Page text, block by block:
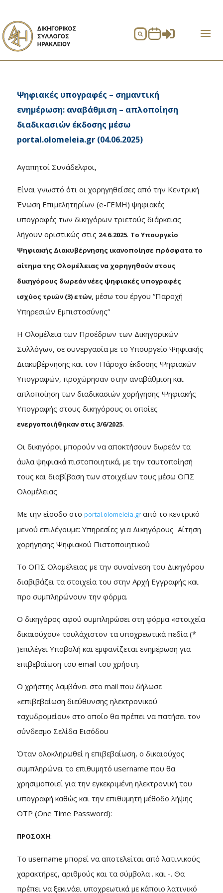
 
Ψηφιακές υπογραφές – σημαντική
ενημέρωση: αναβάθμιση – απλοποίηση
διαδικασιών έκδοσης μέσω
portal.olomeleia.gr (04.06.2025)
Αγαπητοί Συνάδελφοι,
Είναι γνωστό ότι οι χορηγηθείσες από την Κεντρική
Ένωση Επιμελητηρίων (e-ΓΕΜΗ) ψηφιακές
υπογραφές των δικηγόρων τριετούς διάρκειας
λήγουν οριστικώς στις 24.6.2025. Το Υπουργείο
Ψηφιακής Διακυβέρνησης ικανοποίησε πρόσφατα το
αίτημα της Ολομέλειας να χορηγηθούν στους
δικηγόρους δωρεάν νέες ψηφιακές υπογραφές
ισχύος τριών (3) ετών, μέσω του έργου “Παροχή
Υπηρεσιών Εμπιστοσύνης”
Η Ολομέλεια των Προέδρων των Δικηγορικών
Συλλόγων, σε συνεργασία με το Υπουργείο Ψηφιακής
Διακυβέρνησης και τον Πάροχο έκδοσης Ψηφιακών
Υπογραφών, προχώρησαν στην αναβάθμιση και
απλοποίηση των διαδικασιών χορήγησης Ψηφιακής
Υπογραφής στους δικηγόρους οι οποίες
ενεργοποιήθηκαν στις 3/6/2025.
Οι δικηγόροι μπορούν να αποκτήσουν δωρεάν τα
άυλα ψηφιακά πιστοποιητικά, με την ταυτοποίησή
τους και διαβίβαση των στοιχείων τους μέσω ΟΠΣ
Ολομέλειας
Με την είσοδο στο portal.olomeleia.gr από το κεντρικό
μενού επιλέγουμε: Υπηρεσίες για Δικηγόρους Αίτηση
χορήγησης Ψηφιακού Πιστοποιητικού
Το ΟΠΣ Ολομέλειας με την συναίνεση του Δικηγόρου
διαβιβάζει τα στοιχεία του στην Αρχή Εγγραφής και
προ συμπληρώνουν την φόρμα.
Ο δικηγόρος αφού συμπληρώσει στη φόρμα «στοιχεία
δικαιούχου» τουλάχιστον τα υποχρεωτικά πεδία (*
)επιλέγει Υποβολή και εμφανίζεται ενημέρωση για
επιβεβαίωση του email του χρήστη.
Ο χρήστης λαμβάνει στο mail που δήλωσε
«επιβεβαίωση διεύθυνσης ηλεκτρονικού
ταχυδρομείου» στο οποίο θα πρέπει να πατήσει τον
σύνδεσμο Σελίδα Εισόδου
Όταν ολοκληρωθεί η επιβεβαίωση, ο δικαιούχος
συμπληρώνει το επιθυμητό username που θα
χρησιμοποιεί για την εγκεκριμένη ηλεκτρονική του
υπογραφή καθώς και την επιθυμητή μέθοδο λήψης
OTP (One Time Password):
ΠΡΟΣΟΧΗ:
Το username μπορεί να αποτελείται από λατινικούς
χαρακτήρες, αριθμούς και τα σύμβολα . και -. Θα
πρέπει να ξεκινάει υποχρεωτικά με κάποιο λατινικό